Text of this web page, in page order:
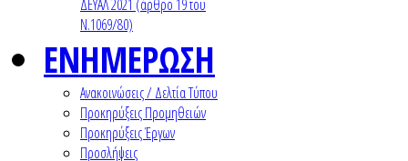
ΔΕΥΑΛ 2021 (άρθρο 19 του
Ν.1069/80)
ΕΝΗΜΕΡΩΣΗ
Ανακοινώσεις / Δελτία Τύπου
Προκηρύξεις Προμηθειών
Προκηρύξεις Έργων
Προσλήψεις